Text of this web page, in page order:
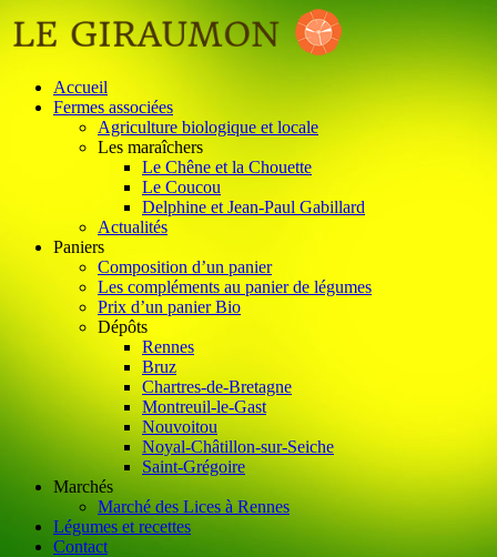
Accueil
Fermes associées
Agriculture biologique et locale
Les maraîchers
Le Chêne et la Chouette
Le Coucou
Delphine et Jean-Paul Gabillard
Actualités
Paniers
Composition d’un panier
Les compléments au panier de légumes
Prix d’un panier Bio
Dépôts
Rennes
Bruz
Chartres-de-Bretagne
Montreuil-le-Gast
Nouvoitou
Noyal-Châtillon-sur-Seiche
Saint-Grégoire
Marchés
Marché des Lices à Rennes
Légumes et recettes
Contact